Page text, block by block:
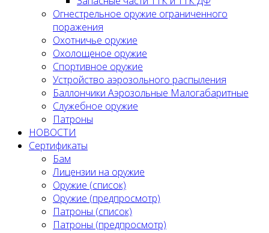
Огнестрельное оружие ограниченного
поражения
Охотничье оружие
Охолощеное оружие
Спортивное оружие
Устройство аэрозольного распыления
Баллончики Аэрозольные Малогабаритные
Служебное оружие
Патроны
НОВОСТИ
Сертификаты
Бам
Лицензии на оружие
Оружие (список)
Оружие (предпросмотр)
Патроны (список)
Патроны (предпросмотр)